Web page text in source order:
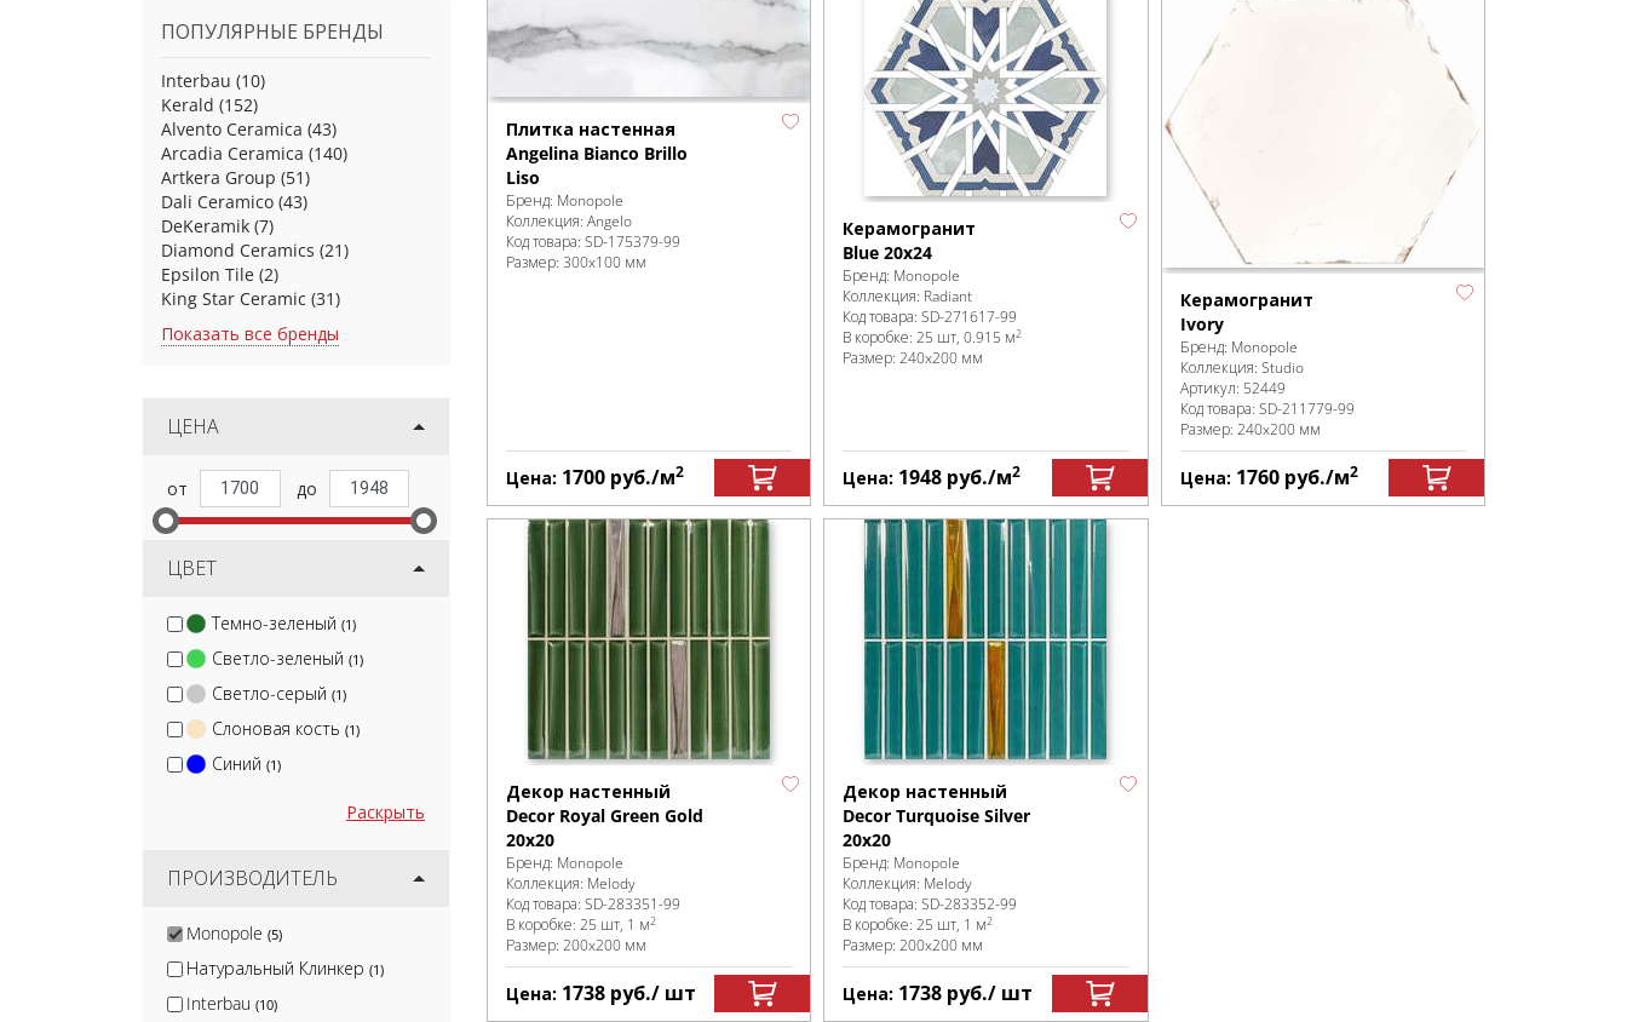
ПОПУЛЯРНЫЕ БРЕНДЫ
Interbau (10)
Kerald (152)
Alvento Ceramica (43)
Arcadia Ceramica (140)
Artkera Group (51)
Dali Ceramico (43)
DeKeramik (7)
Diamond Ceramics (21)
Epsilon Tile (2)
King Star Ceramic (31)
Показать все бренды
ЦЕНА
ЦВЕТ
Темно-зеленый (1)
Светло-зеленый (1)
Светло-серый (1)
Слоновая кость (1)
Синий (1)
Раскрыть
ПРОИЗВОДИТЕЛЬ
Monopole (5)
Натуральный Клинкер (1)
Interbau (10)
Плитка настенная
Angelina Bianco Brillo
Liso
Бренд: Monopole
Коллекция: Angelo
Код товара: SD-175379-99
Размер: 300x100 мм
Цена: 1700 руб./м2
Керамогранит
Blue 20x24
Бренд: Monopole
Коллекция: Radiant
Код товара:SD-271617-99
В коробке:25 шт, 0.915 м2
Размер:240x200 мм
Цена: 1948 руб./м2
Керамогранит
Ivory
Бренд: Monopole
Коллекция: Studio
Артикул: 52449
Код товара: SD-211779-99
Размер: 240x200 мм
Цена: 1760 руб./м2
Декор настенный
Decor Royal Green Gold
20x20
Бренд: Monopole
Коллекция: Melody
Код товара: SD-283351-99
В коробке: 25 шт, 1 м2
Размер: 200x200 мм
Цена: 1738 руб./ шт
Декор настенный
Decor Turquoise Silver
20x20
Бренд: Monopole
Коллекция: Melody
Код товара:SD-283352-99
В коробке:25 шт, 1 м2
Размер:200x200 мм
Цена: 1738 руб./ шт